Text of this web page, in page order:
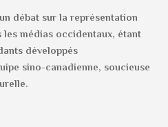
débat sur la représentation
médias occidentaux, étant
développés
sino-canadienne, soucieuse